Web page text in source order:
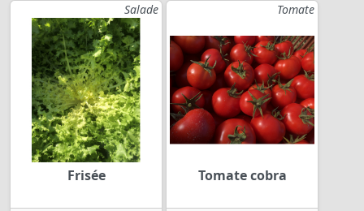
Salade
Frisée
Tomate
Tomate cobra